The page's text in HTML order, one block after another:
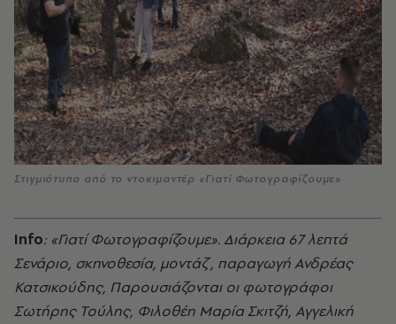
Στιγμιότυπο από το ντοκιμαντέρ «Γιατί Φωτογραφίζουμε»
Info: «Γιατί Φωτογραφίζουμε». Διάρκεια 67 λεπτά
Σενάριο, σκηνοθεσία, μοντάζ , παραγωγή Ανδρέας
Κατσικούδης, Παρουσιάζονται οι φωτογράφοι
Σωτήρης Τούλης, Φιλοθέη Μαρία Σκιτζή, Αγγελική